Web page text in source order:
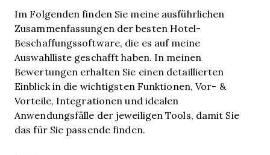
Im Folgenden finden Sie meine ausführlichen
Zusammenfassungen der besten Hotel-
Beschaffungssoftware, die es auf meine
Auswahlliste geschafft haben. In meinen
Bewertungen erhalten Sie einen detaillierten
Einblick in die wichtigsten Funktionen, Vor- &
Vorteile, Integrationen und idealen
Anwendungsfälle der jeweiligen Tools, damit Sie
das für Sie passende finden.